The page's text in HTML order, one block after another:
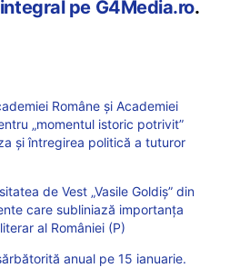
pe G4Media.ro.
Române și Academiei
„momentul istoric potrivit”
și întregirea politică a tuturor
de Vest „Vasile Goldiș” din
care subliniază importanța
al României (P)
anual pe 15 ianuarie.